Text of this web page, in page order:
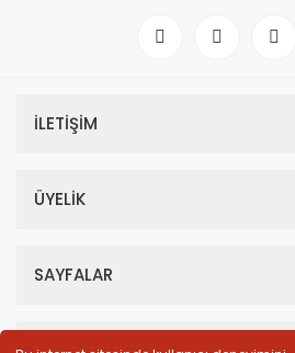
İLETİŞİM
ÜYELİK
SAYFALAR